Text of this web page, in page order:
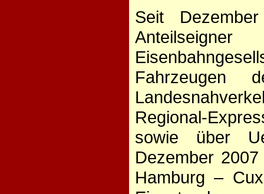
Seit
Fahrzeugen
Regional-
sowie über
Dezember
Hamburg –